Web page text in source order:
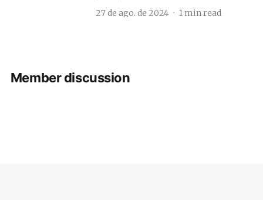
27 de ago. de 2024 1 min read
Member discussion